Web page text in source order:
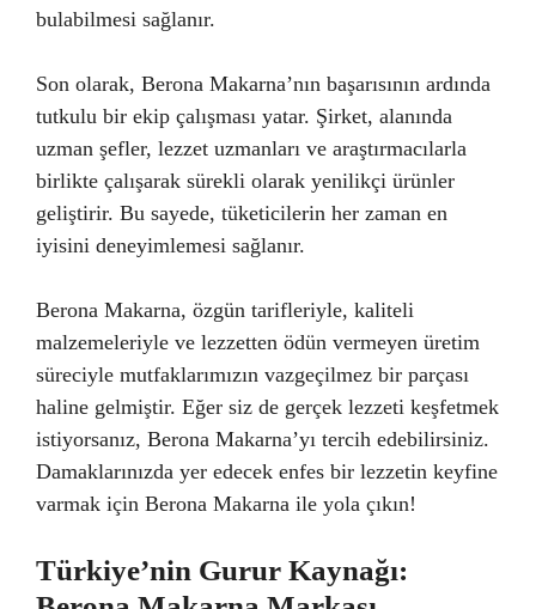
bulabilmesi sağlanır.
Son olarak, Berona Makarna’nın başarısının ardında
tutkulu bir ekip çalışması yatar. Şirket, alanında
uzman şefler, lezzet uzmanları ve araştırmacılarla
birlikte çalışarak sürekli olarak yenilikçi ürünler
geliştirir. Bu sayede, tüketicilerin her zaman en
iyisini deneyimlemesi sağlanır.
Berona Makarna, özgün tarifleriyle, kaliteli
malzemeleriyle ve lezzetten ödün vermeyen üretim
süreciyle mutfaklarımızın vazgeçilmez bir parçası
haline gelmiştir. Eğer siz de gerçek lezzeti keşfetmek
istiyorsanız, Berona Makarna’yı tercih edebilirsiniz.
Damaklarınızda yer edecek enfes bir lezzetin keyfine
varmak için Berona Makarna ile yola çıkın!
Türkiye’nin Gurur Kaynağı: